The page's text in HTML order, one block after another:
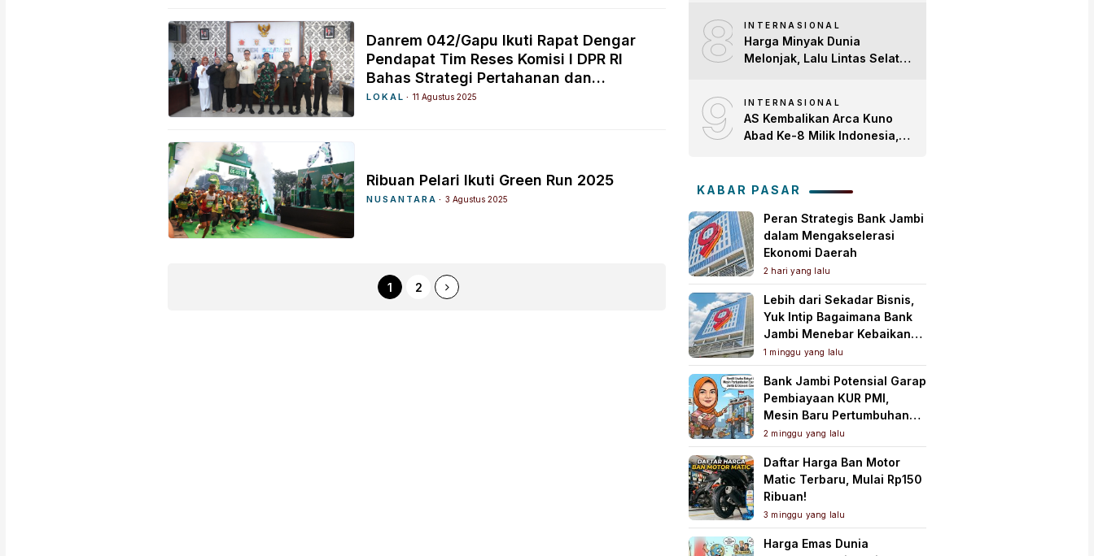
Danrem 042/Gapu Ikuti Rapat Dengar
Pendapat Tim Reses Komisi I DPR RI
Bahas Strategi Pertahanan dan
Pembangunan di Provinsi Jambi
LOKAL 11 Agustus 2025
Ribuan Pelari Ikuti Green Run 2025
NUSANTARA 3 Agustus 2025
1 2
8 INTERNASIONAL
Harga Minyak Dunia
Melonjak, Lalu Lintas Selat
9 INTERNASIONAL
AS Kembalikan Arca Kuno
Abad Ke-8 Milik Indonesia,
Tanah Air
KABAR PASAR
Peran Strategis Bank Jambi
dalam Mengakselerasi
Ekonomi Daerah
2 hari yang lalu
Lebih dari Sekadar Bisnis,
Yuk Intip Bagaimana Bank
Jambi Menebar Kebaikan
untuk Masyarakat!
1 minggu yang lalu
Bank Jambi Potensial Garap
Pembiayaan KUR PMI,
Mesin Baru Pertumbuhan
Ekonomi Daerah
2 minggu yang lalu
Daftar Harga Ban Motor
Matic Terbaru, Mulai Rp150
Ribuan!
3 minggu yang lalu
Harga Emas Dunia